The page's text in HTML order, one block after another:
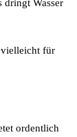
dringt Wasser
vielleicht für
ordentlich